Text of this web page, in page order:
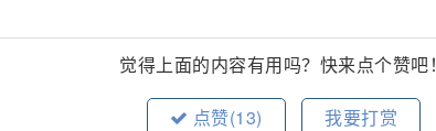
觉得上面的内容有用吗？快来点个赞吧！
点赞(13) 我要打赏